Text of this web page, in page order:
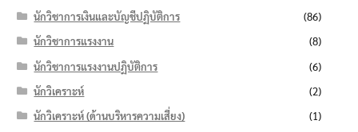
นักวิชาการเงินและบัญชีปฏิบัติการ
(86)
นักวิชาการแรงงาน
(8)
นักวิชาการแรงงานปฏิบัติการ
(6)
นักวิเคราะห์
(2)
นักวิเคราะห์ (ด้านบริหารความเสี่ยง)
(1)